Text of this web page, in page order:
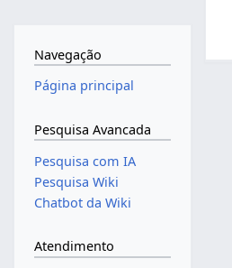
Navegação
Página principal
Pesquisa Avancada
Pesquisa com IA
Pesquisa Wiki
Chatbot da Wiki
Atendimento